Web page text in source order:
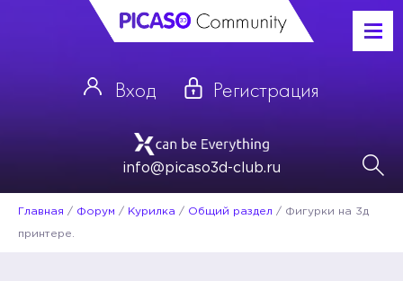
Вход Регистрация
info@picaso3d-club.ru
Главная / Форум / Курилка / Общий раздел / Фигурки на 3д
принтере.